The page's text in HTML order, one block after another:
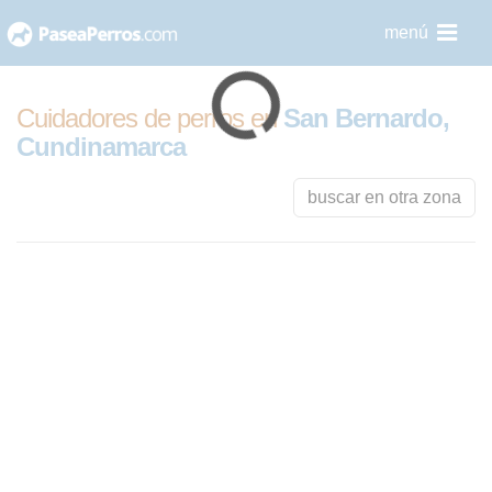
al
menú
Cuidadores de perros enSan Bernardo,
Cundinamarca
buscar en otra zona